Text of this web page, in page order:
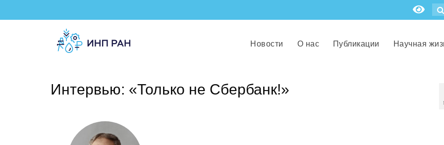
Новости О нас Публикации Научная
Интервью: «Только не Сбербанк!»